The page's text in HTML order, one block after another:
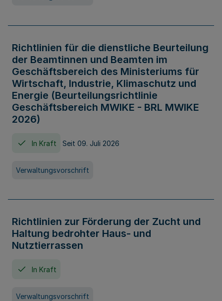
Richtlinien für die dienstliche Beurteilung
der Beamtinnen und Beamten im
Geschäftsbereich des Ministeriums für
Wirtschaft, Industrie, Klimaschutz und
Energie (Beurteilungsrichtlinie
Geschäftsbereich MWIKE - BRL MWIKE
2026)
In Kraft Seit 09. Juli 2026
Verwaltungsvorschrift
Richtlinien zur Förderung der Zucht und
Haltung bedrohter Haus- und
Nutztierrassen
In Kraft
Verwaltungsvorschrift